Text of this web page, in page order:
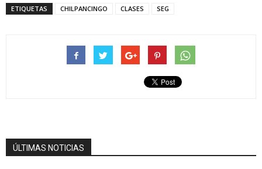
ETIQUETAS CHILPANCINGO CLASES SEG
ÚLTIMAS NOTICIAS